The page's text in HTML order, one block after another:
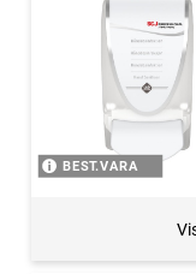
BEST.VARA